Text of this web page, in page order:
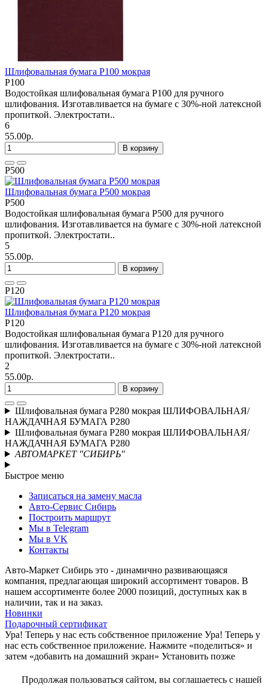
Шлифовальная бумага P100 мокрая
P100
Водостойкая шлифовальная бумага P100 для ручного
шлифования. Изготавливается на бумаге с 30%-ной латексной
пропиткой. Электростати..
6
55.00р.
В корзину
P500
Шлифовальная бумага P500 мокрая
P500
Водостойкая шлифовальная бумага P500 для ручного
шлифования. Изготавливается на бумаге с 30%-ной латексной
пропиткой. Электростати..
5
55.00р.
В корзину
P120
Шлифовальная бумага P120 мокрая
P120
Водостойкая шлифовальная бумага P120 для ручного
шлифования. Изготавливается на бумаге с 30%-ной латексной
пропиткой. Электростати..
2
55.00р.
В корзину
Шлифовальная бумага P280 мокрая ШЛИФОВАЛЬНАЯ/
НАЖДАЧНАЯ БУМАГА P280
Шлифовальная бумага P280 мокрая ШЛИФОВАЛЬНАЯ/
НАЖДАЧНАЯ БУМАГА P280
АВТОМАРКЕТ "СИБИРЬ"
Быстрое меню
Записаться на замену масла
Авто-Сервис Сибирь
Построить маршрут
Мы в Telegram
Мы в VK
Контакты
Авто-Маркет Сибирь это - динамично развивающаяся
компания, предлагающая широкий ассортимент товаров. В
нашем ассортименте более 2000 позиций, доступных как в
наличии, так и на заказ.
Новинки
Подарочный сертификат
Ура! Теперь у нас есть собственное приложение Ура! Теперь у
нас есть собственное приложение. Нажмите «поделиться» и
затем «добавить на домашний экран» Установить позже
Продолжая пользоваться сайтом, вы соглашаетесь с нашей